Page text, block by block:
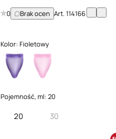
0 Brak ocen Art.114166
Kolor: Fioletowy
Pojemność, ml: 20
20 30